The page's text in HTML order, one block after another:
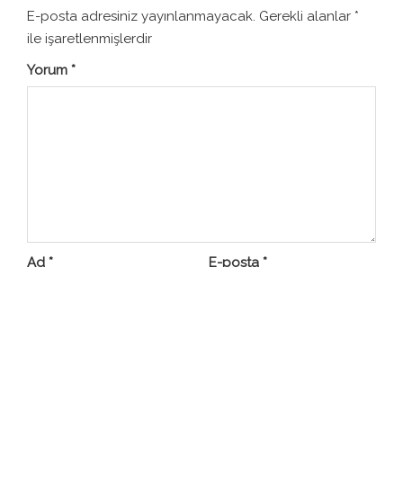
E-posta adresiniz yayınlanmayacak. Gerekli alanlar *
ile işaretlenmişlerdir
Yorum *
Ad * E-posta *